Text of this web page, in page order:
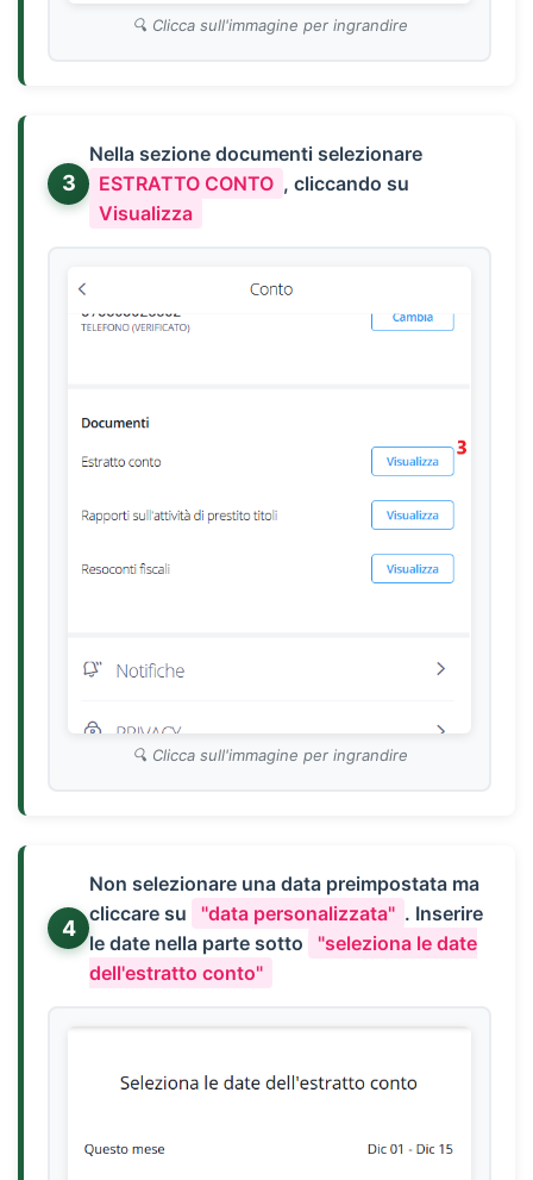
Clicca sull'immagine per ingrandire
3
Nella sezione documenti selezionare
ESTRATTO CONTO , cliccando su
Visualizza
Clicca sull'immagine per ingrandire
4
Non selezionare una data preimpostata ma
cliccare su
"data personalizzata" . Inserire
le date nella parte sotto
"seleziona le date
dell'estratto conto"